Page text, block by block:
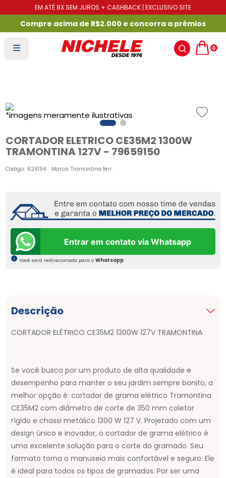
EM ATÉ 8X SEM JUROS + CASHBACK | EXCLUSIVO SITE
Compre acima de R$2.000 e concorra a prêmios
0
CORTADOR ELETRICO CE35M2 1300W
TRAMONTINA 127V - 79659150
Código: 626194 Marca:Tramontina ferr
Entrar em contato via Whatsapp
Você será redirecionado para o Whatsapp
Descrição
CORTADOR ELÉTRICO CE35M2 1300W 127V TRAMONTINA
Se você busca por um produto de alta qualidade e
desempenho para manter o seu jardim sempre bonito, a
melhor opção é: cortador de grama elétrico Tramontina
CE35M2 com diâmetro de corte de 350 mm coletor
rígido e chassi metálico 1300 W 127 V. Projetado com um
design único e inovador, o cortador de grama elétrico é
uma excelente solução para o corte do gramado. Seu
formato torna o manuseio mais confortável e seguro. Ele
é ideal para todos os tipos de gramados. Por ser uma